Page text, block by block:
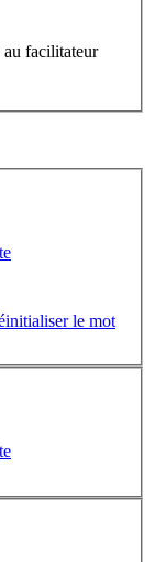
facilitateur
le mot